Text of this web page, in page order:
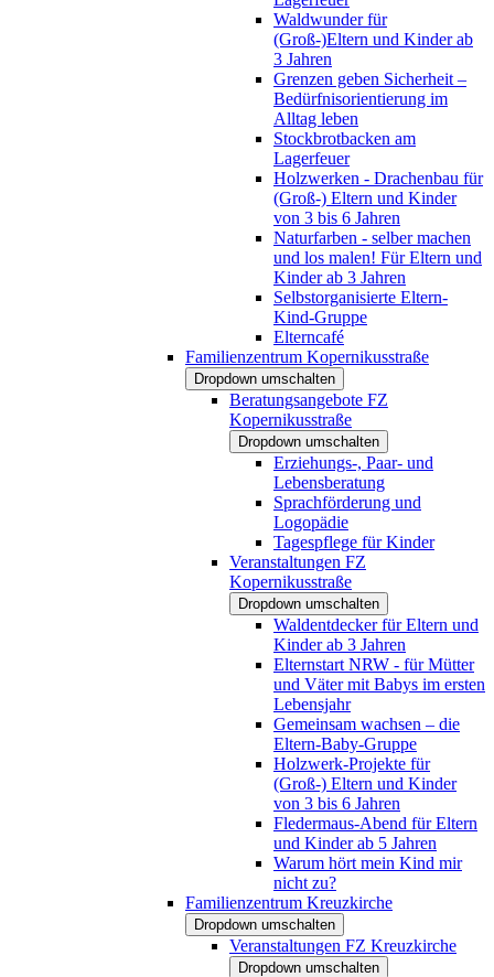
Waldwunder für
(Groß-)Eltern und Kinder ab
3 Jahren
Grenzen geben Sicherheit –
Bedürfnisorientierung im
Alltag leben
Stockbrotbacken am
Lagerfeuer
Holzwerken - Drachenbau für
(Groß-) Eltern und Kinder
von 3 bis 6 Jahren
Naturfarben - selber machen
und los malen! Für Eltern und
Kinder ab 3 Jahren
Selbstorganisierte Eltern-
Kind-Gruppe
Elterncafé
Familienzentrum Kopernikusstraße
Dropdown umschalten
Beratungsangebote FZ
Kopernikusstraße
Dropdown umschalten
Erziehungs-, Paar- und
Lebensberatung
Sprachförderung und
Logopädie
Tagespflege für Kinder
Veranstaltungen FZ
Kopernikusstraße
Dropdown umschalten
Waldentdecker für Eltern und
Kinder ab 3 Jahren
Elternstart NRW - für Mütter
und Väter mit Babys im ersten
Lebensjahr
Gemeinsam wachsen – die
Eltern-Baby-Gruppe
Holzwerk-Projekte für
(Groß-) Eltern und Kinder
von 3 bis 6 Jahren
Fledermaus-Abend für Eltern
und Kinder ab 5 Jahren
Warum hört mein Kind mir
nicht zu?
Familienzentrum Kreuzkirche
Dropdown umschalten
Veranstaltungen FZ Kreuzkirche
Dropdown umschalten